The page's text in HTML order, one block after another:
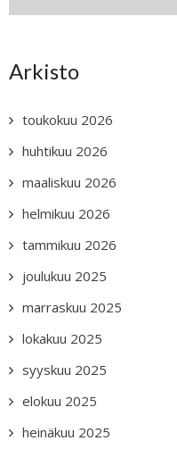
Arkisto
toukokuu 2026
huhtikuu 2026
maaliskuu 2026
helmikuu 2026
tammikuu 2026
joulukuu 2025
marraskuu 2025
lokakuu 2025
syyskuu 2025
elokuu 2025
heinäkuu 2025